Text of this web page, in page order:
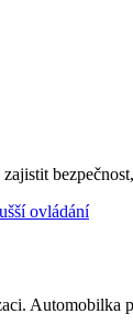
Automobilka